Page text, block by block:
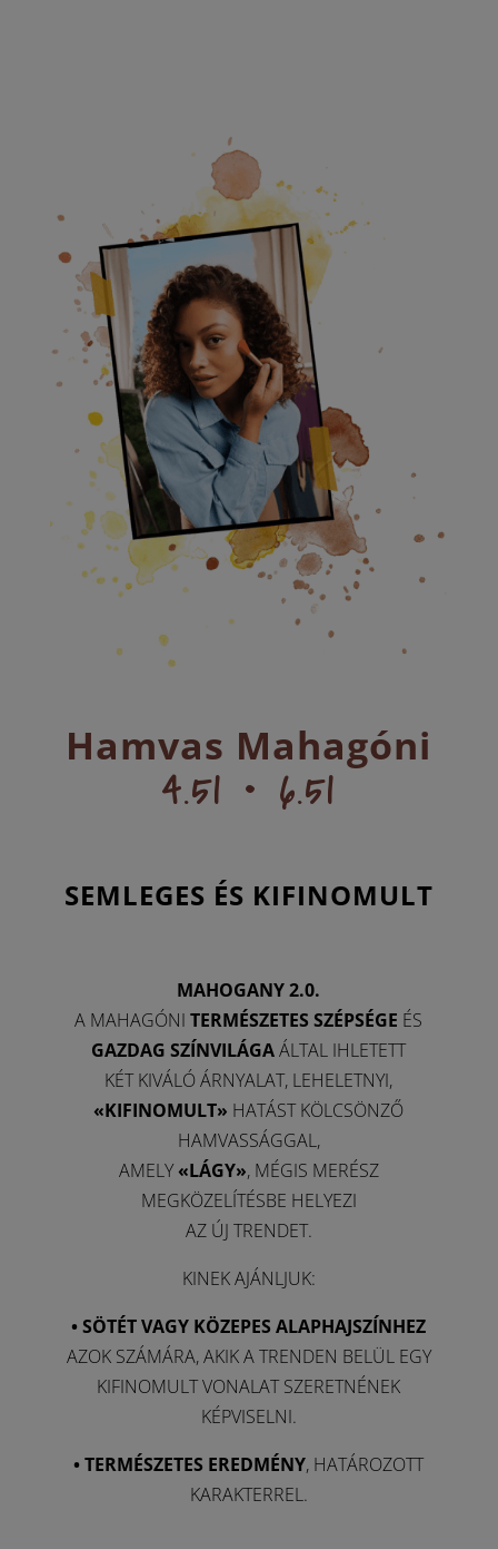
Hamvas Mahagóni
4.51 • 6.51
SEMLEGES ÉS KIFINOMULT
MAHOGANY 2.0.
A MAHAGÓNITERMÉSZETES SZÉPSÉGE ÉS
GAZDAG SZÍNVILÁGAÁLTAL IHLETETT
KÉT KIVÁLÓ ÁRNYALAT, LEHELETNYI,
«KIFINOMULT» HATÁST KÖLCSÖNZŐ
HAMVASSÁGGAL,
AMELY«LÁGY», MÉGIS MERÉSZ
MEGKÖZELÍTÉSBE HELYEZI
AZ ÚJ TRENDET.
KINEK AJÁNLJUK:
• SÖTÉT VAGY KÖZEPES ALAPHAJSZÍNHEZ
AZOK SZÁMÁRA, AKIK A TRENDEN BELÜL EGY
KIFINOMULT VONALAT SZERETNÉNEK
KÉPVISELNI.
• TERMÉSZETES EREDMÉNY, HATÁROZOTT
KARAKTERREL.